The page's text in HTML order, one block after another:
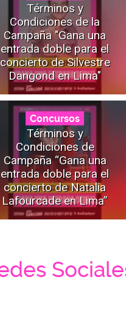
Términos y
Condiciones de la
Campaña "Gana una
entrada doble para el
concierto de Silvestre
Dangond en Lima"
Concursos
Términos y
Condiciones de
Campaña “Gana una
entrada doble para el
concierto de Natalia
Lafourcade en Lima”